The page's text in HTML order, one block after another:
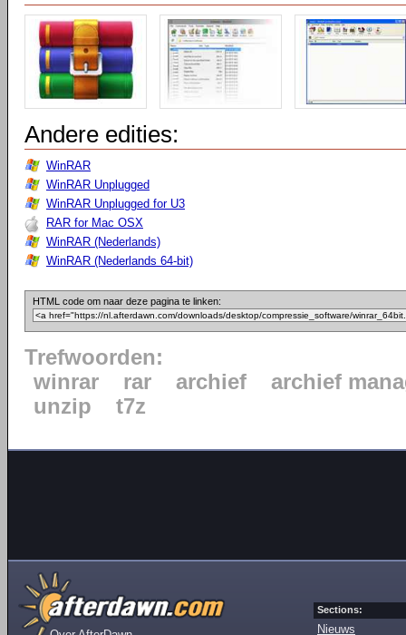
Andere edities:
WinRAR
WinRAR Unplugged
WinRAR Unplugged for U3
RAR for Mac OSX
WinRAR (Nederlands)
WinRAR (Nederlands 64-bit)
HTML code om naar deze pagina te linken:
Trefwoorden:
winrar
rar archief
archief
unzip
t7z
Sections:
Nieuws